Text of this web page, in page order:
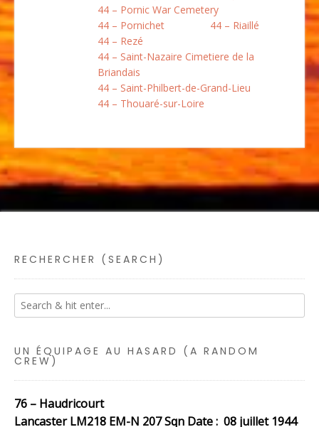
44 – Pornic War Cemetery
44 – Pornichet
44 – Riaillé
44 – Rezé
44 – Saint-Nazaire Cimetiere de la
Briandais
44 – Saint-Philbert-de-Grand-Lieu
44 – Thouaré-sur-Loire
RECHERCHER (SEARCH)
UN ÉQUIPAGE AU HASARD (A RANDOM
CREW)
76 – Haudricourt
Lancaster LM218 EM-N 207 Sqn Date : 08 juillet 1944